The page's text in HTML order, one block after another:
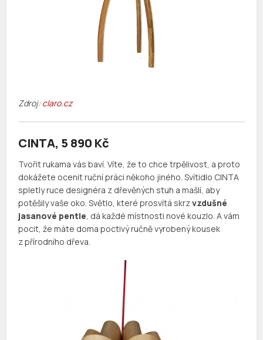
Zdroj:claro.cz
CINTA, 5 890 Kč
Tvořit rukama vás baví. Víte, že to chce trpělivost, a proto
dokážete ocenit ruční práci někoho jiného. Svítidlo CINTA
spletly ruce designéra z dřevěných stuh a mašlí, aby
potěšily vaše oko. Světlo, které prosvítá skrzvzdušné
jasanové pentle, dá každé místnosti nové kouzlo. A vám
pocit, že máte doma poctivý ručně vyrobený kousek
z přírodního dřeva.